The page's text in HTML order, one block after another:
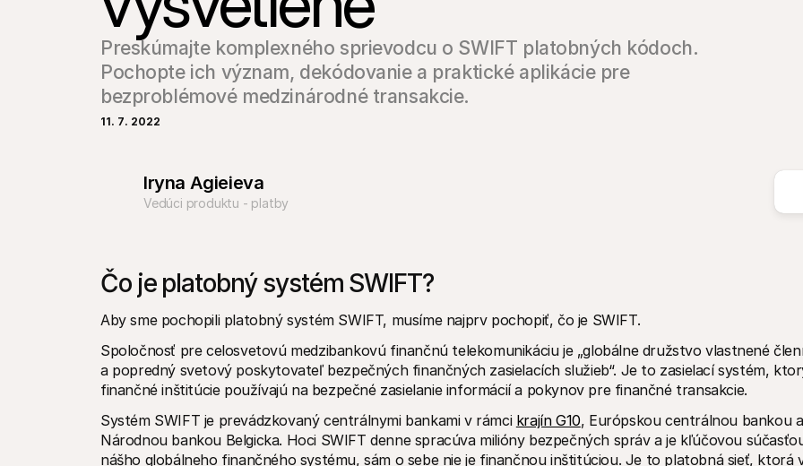
Preskúmajte komplexného sprievodcu o SWIFT platobných kódoch.
Pochopte ich význam, dekódovanie a praktické aplikácie pre
bezproblémové medzinárodné transakcie.
11. 7. 2022
Iryna Agieieva
Vedúci produktu - platby
Čo je platobný systém SWIFT?
Aby sme pochopili platobný systém SWIFT, musíme najprv pochopiť, čo je SWIFT.
Spoločnosť pre celosvetovú medzibankovú finančnú telekomunikáciu je „globálne družstvo vlastnené
a popredný svetový poskytovateľ bezpečných finančných zasielacích služieb“. Je to zasielací systém,
finančné inštitúcie používajú na bezpečné zasielanie informácií a pokynov pre finančné transakcie.
Systém SWIFT je prevádzkovaný centrálnymi bankami v rámci krajín G10, Európskou centrálnou bankou a
Národnou bankou Belgicka. Hoci SWIFT denne spracúva milióny bezpečných správ a je kľúčovou
nášho globálneho finančného systému, sám o sebe nie je finančnou inštitúciou. Je to platobná sieť, ktorá